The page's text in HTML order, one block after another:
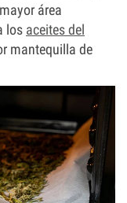
área
los aceites del
mantequilla de